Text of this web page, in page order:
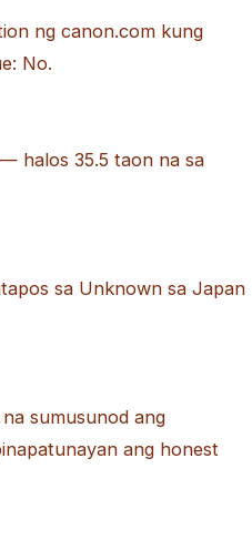
ng canon.com kung
No.
halos 35.5 taon na sa
sa Unknown sa Japan
sumusunod ang
ang honest